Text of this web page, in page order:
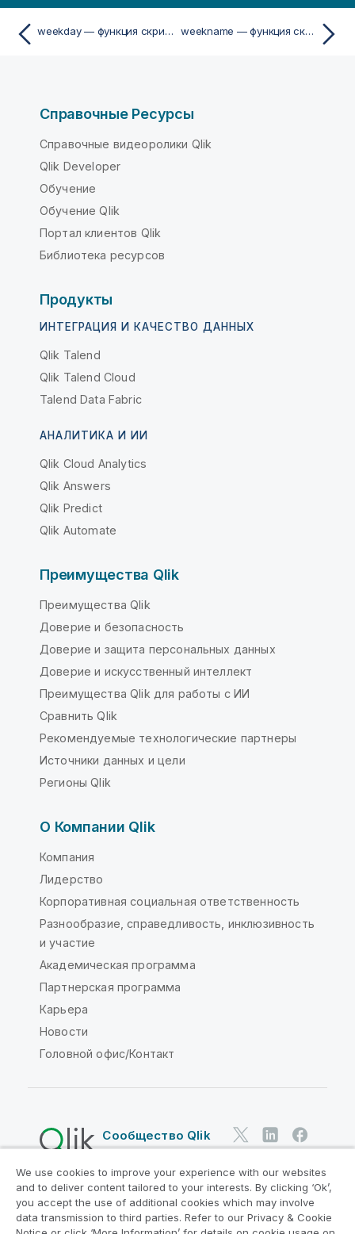
weekday — функция скриптa и диаграммы weekname — функция скриптa и диаграммы
Справочные Ресурсы
Справочные видеоролики Qlik
Qlik Developer
Обучение
Обучение Qlik
Портал клиентов Qlik
Библиотека ресурсов
Продукты
ИНТЕГРАЦИЯ И КАЧЕСТВО ДАННЫХ
Qlik Talend
Qlik Talend Cloud
Talend Data Fabric
АНАЛИТИКА И ИИ
Qlik Cloud Analytics
Qlik Answers
Qlik Predict
Qlik Automate
Преимущества Qlik
Преимущества Qlik
Доверие и безопасность
Доверие и защита персональных данных
Доверие и искусственный интеллект
Преимущества Qlik для работы с ИИ
Сравнить Qlik
Рекомендуемые технологические партнеры
Источники данных и цели
Регионы Qlik
О Компании Qlik
Компания
Лидерство
Корпоративная социальная ответственность
Разнообразие, справедливость, инклюзивность
и участие
Академическая программа
Партнерская программа
Карьера
Новости
Головной офис/Контакт
Сообщество Qlik
Юридические соглашения
Условия использования продуктов
Legal Policies
Юридические положения
We use cookies to improve your experience with our websites
and to deliver content tailored to your interests. By clicking ‘Ok’,
you accept the use of additional cookies which may involve
data transmission to third parties. Refer to our Privacy & Cookie